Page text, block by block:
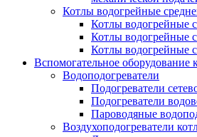
Котлы водогрейные
Котлы водогрейные
Котлы водогрейные
Котлы
Вспомогательное оборудование
Водоподогреватели
Подогреватели
Подогреватели
Пароводяные
Воздухоподогреватели